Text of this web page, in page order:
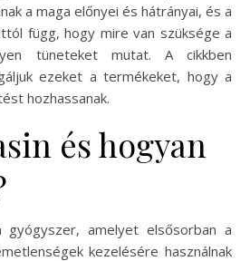
a maga előnyei és hátrányai, és a
függ, hogy mire van szüksége a
tüneteket mutat. A cikkben
ezeket a termékeket, hogy a
hozhassanak.
és hogyan
gyógyszer, amelyet elsősorban a
kezelésére használnak